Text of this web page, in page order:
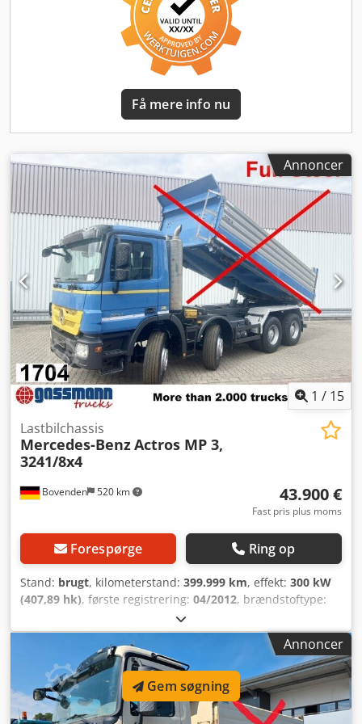
, Køretøjets placering: Belgien 1, aluminium-
opbygning, metalhus, 1 x komfortsæde, el-sidespejle,
opvarmede spejle, el-rude venstre, el-rude højre,
aircondition, solskærm, 16-trins gearkasse,
differentialespærre, advarselsblink (rundblink), bladfjedre,
anhængertræk med luft- og lysudtag, rullepresenning,
surringsskinner, sammenklappelig underrulle-beskyttelse,
grønt miljømærke Crjdewlb Sfepfx Aavjf Akselafstand:
fjedrene understøtter skivebremser på for- og bagaksel, 50
mm anhængertræk! TILBEHØRSOPLYSNINGER UDEN
GARANTI, forbehold for ændringer, mellemsalg og fejl!
Få mere info nu
Annoncer
1 / 15
Bovenden 520 km
Lastbilchassis
Mercedes-BenzActros MP 3,
3241/8x4
43.900 €
Fast pris plus moms
Forespørge Ring op
Stand: brugt, kilometerstand: 399.999 km, effekt: 300 kW
(407,89 hk), første registrering: 04/2012, brændstoftype:
35.000 kg, dækstørrelse:
22,5, akslekonfiguration:8x4, akselafstand:4.200 mm,
retarder, farve:blå dagkabine
geartype:mekanisk, emissionsklasse:Euro 5
, affjedring:
stål, antal sæder: 2 , Udstyr:ABS, differentialespær,
kabine, klimaanlæg, Køretøjsplacering: Bovenden,
registreringsnr.: internt, 1x komfortsæde, bagrude, el-
Annoncer
Gem søgning